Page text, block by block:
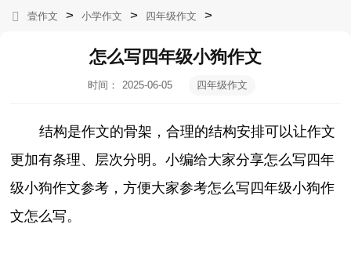
壹作文 > 小学作文 > 四年级作文 >
怎么写四年级小狗作文
时间：
2025-06-05
四年级作文
结构是作文的骨架，合理的结构安排可以让作文
更加有条理、层次分明。小编给大家分享怎么写四年
级小狗作文参考，方便大家参考怎么写四年级小狗作
文怎么写。